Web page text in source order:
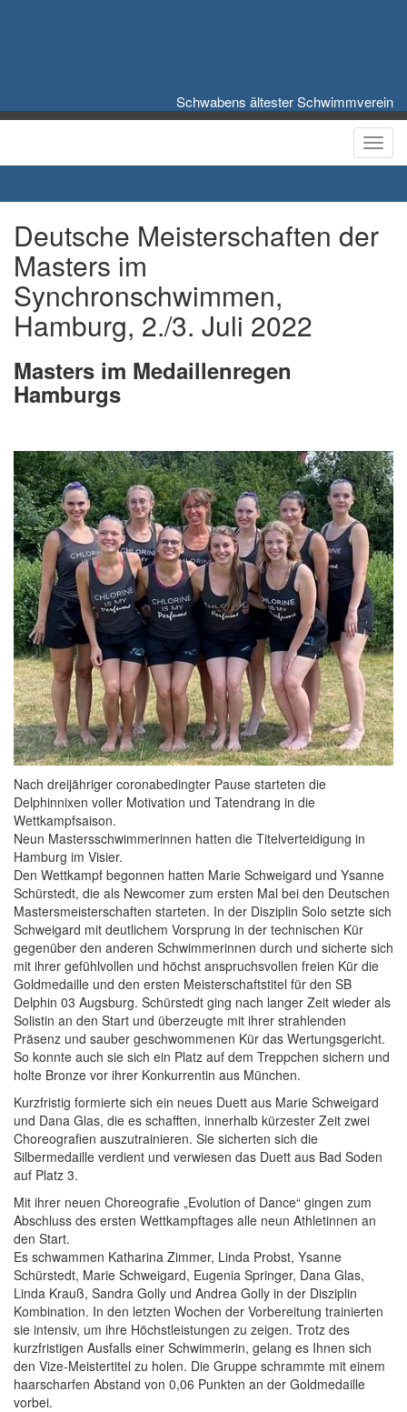
Schwabens ältester Schwimmverein
Deutsche Meisterschaften der
Masters im
Synchronschwimmen,
Hamburg, 2./3. Juli 2022
Masters im Medaillenregen
Hamburgs
Nach dreijähriger coronabedingter Pause starteten die
Delphinnixen voller Motivation und Tatendrang in die
Wettkampfsaison.
Neun Mastersschwimmerinnen hatten die Titelverteidigung in
Hamburg im Visier.
Den Wettkampf begonnen hatten Marie Schweigard und Ysanne
Schürstedt, die als Newcomer zum ersten Mal bei den Deutschen
Mastersmeisterschaften starteten. In der Disziplin Solo setzte sich
Schweigard mit deutlichem Vorsprung in der technischen Kür
gegenüber den anderen Schwimmerinnen durch und sicherte sich
mit ihrer gefühlvollen und höchst anspruchsvollen freien Kür die
Goldmedaille und den ersten Meisterschaftstitel für den SB
Delphin 03 Augsburg. Schürstedt ging nach langer Zeit wieder als
Solistin an den Start und überzeugte mit ihrer strahlenden
Präsenz und sauber geschwommenen Kür das Wertungsgericht.
So konnte auch sie sich ein Platz auf dem Treppchen sichern und
holte Bronze vor ihrer Konkurrentin aus München.
Kurzfristig formierte sich ein neues Duett aus Marie Schweigard
und Dana Glas, die es schafften, innerhalb kürzester Zeit zwei
Choreografien auszutrainieren. Sie sicherten sich die
Silbermedaille verdient und verwiesen das Duett aus Bad Soden
auf Platz 3.
Mit ihrer neuen Choreografie „Evolution of Dance“ gingen zum
Abschluss des ersten Wettkampftages alle neun Athletinnen an
den Start.
Es schwammen Katharina Zimmer, Linda Probst, Ysanne
Schürstedt, Marie Schweigard, Eugenia Springer, Dana Glas,
Linda Krauß, Sandra Golly und Andrea Golly in der Disziplin
Kombination. In den letzten Wochen der Vorbereitung trainierten
sie intensiv, um ihre Höchstleistungen zu zeigen. Trotz des
kurzfristigen Ausfalls einer Schwimmerin, gelang es Ihnen sich
den Vize-Meistertitel zu holen. Die Gruppe schrammte mit einem
haarscharfen Abstand von 0,06 Punkten an der Goldmedaille
vorbei.